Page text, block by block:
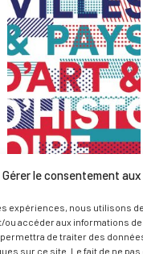
Gérer le consentement aux
expériences, nous utilisons
accéder aux informations
de traiter des
sur ce site. Le fait de ne
— Découvrir et